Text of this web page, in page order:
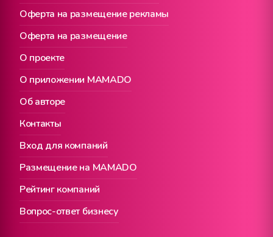
О проекте
Вход для компаний
О приложении MAMADO
Размещение на MAMADO
Оферта на размещение рекламы
Об авторе
Рейтинг компаний
Оферта на размещение
Контакты
Вопрос-ответ бизнесу